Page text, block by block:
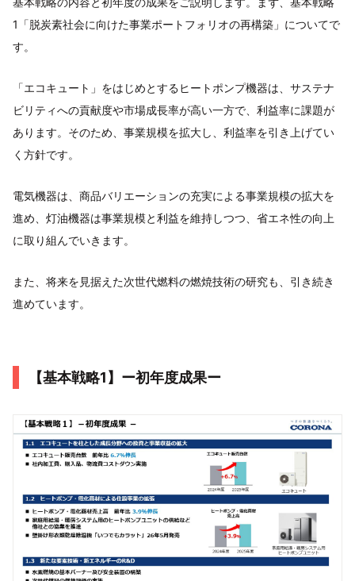
1「脱炭素社会に向けた事業ポートフォリオの再構築」についてで
す。
「エコキュート」をはじめとするヒートポンプ機器は、サステナ
ビリティへの貢献度や市場成長率が高い一方で、利益率に課題が
あります。そのため、事業規模を拡大し、利益率を引き上げてい
く方針です。
電気機器は、商品バリエーションの充実による事業規模の拡大を
進め、灯油機器は事業規模と利益を維持しつつ、省エネ性の向上
に取り組んでいきます。
また、将来を見据えた次世代燃料の燃焼技術の研究も、引き続き
進めています。
【基本戦略1】ー初年度成果ー